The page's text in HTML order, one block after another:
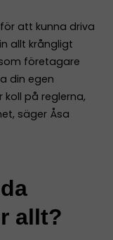
att kunna driva
allt krångligt
företagare
din egen
koll på reglerna,
säger Åsa
allt?